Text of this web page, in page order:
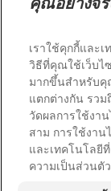
© 2026 บริษัท คอ
เราใช้คุกกี้และ
วิธีที่คุณใช้เว็บไ
มากขึ้นสำหรับคุ
แตกต่างกัน รว
วัดผลการใช้งา
สาม การใช้งา
และเทคโนโลยี
ความเป็นส่วนตั